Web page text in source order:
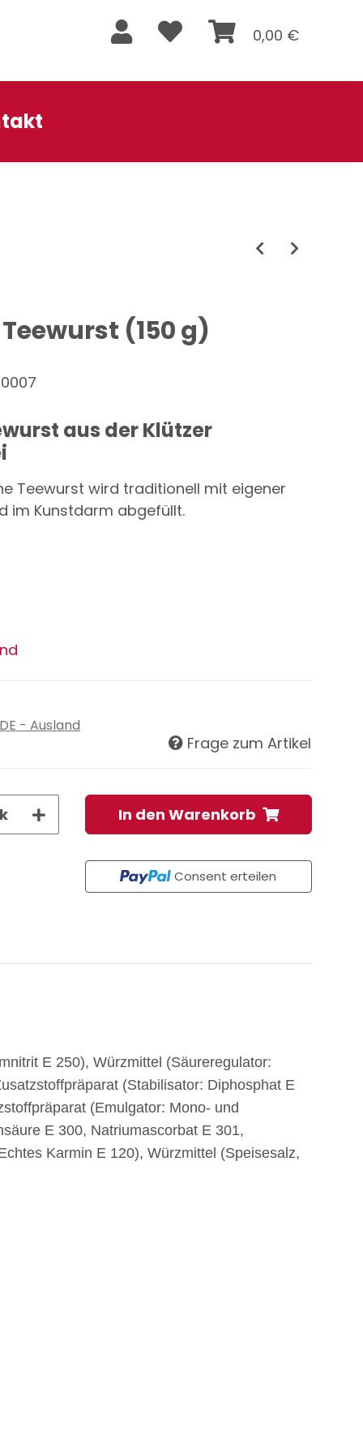
0,00 €
(150 g)
aus der Klützer
Teewurst wird traditionell mit eigener
im Kunstdarm abgefüllt.
- Ausland
Frage zum Artikel
In den Warenkorb
Consent erteilen
E 250), Würzmittel (Säureregulator:
(Stabilisator: Diphosphat E
(Emulgator: Mono- und
E 300, Natriumascorbat E 301,
Karmin E 120), Würzmittel (Speisesalz,